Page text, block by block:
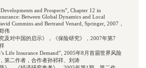
and Prospects”, Chapter 12 in
Between Global Dynamics and Local
Cummins and Bertrand Venard, Springer, 2007，
伟
及对中国的启示》，《保险研究》，2007年第7
Life Insurance Demand”, 2005年8月首届世界风险
第二作者，合作者孙祁祥、刘涛